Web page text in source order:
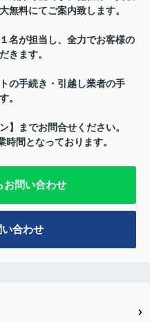
無料にてご案内致します。
名が担当し、全力でお客様の
きます。
の手続き・引越し業者の手
。
】までお問合せください。
時間となっております。
お問い合わせ
い合わせ